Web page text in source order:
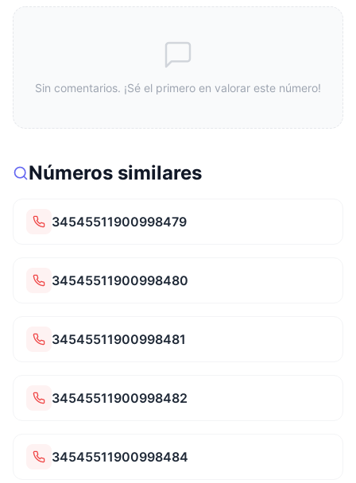
Sin comentarios. ¡Sé el primero en valorar este número!
Números similares
34545511900998479
34545511900998480
34545511900998481
34545511900998482
34545511900998484